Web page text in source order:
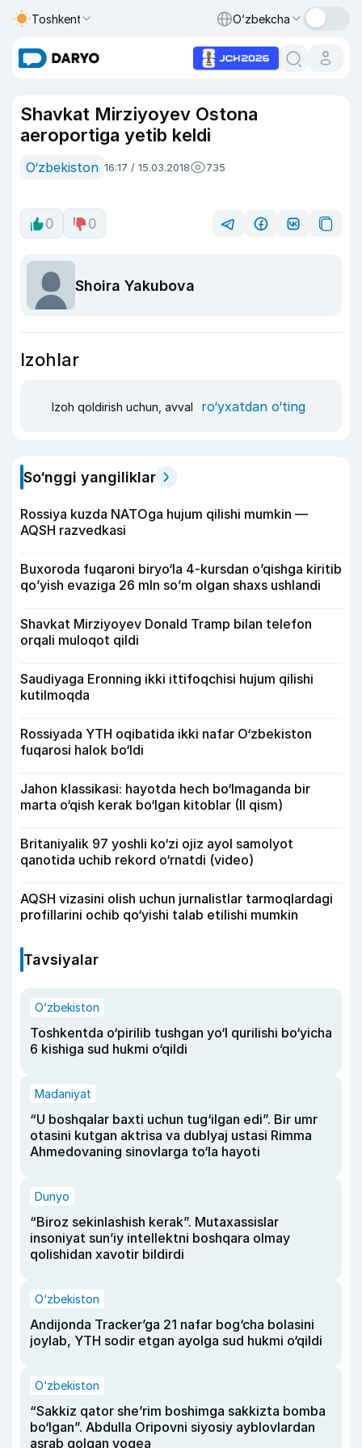
Toshkent O‘zbekcha
Shavkat Mirziyoyev Ostona
aeroportiga yetib keldi
O‘zbekiston 16:17 / 15.03.2018 735
0 0
Shoira Yakubova
Izohlar
Izoh qoldirish uchun, avval ro‘yxatdan o‘ting
So‘nggi yangiliklar
Rossiya kuzda NATOga hujum qilishi mumkin —
AQSH razvedkasi
Buxoroda fuqaroni biryo‘la 4-kursdan o’qishga kiritib
qo’yish evaziga 26 mln so’m olgan shaxs ushlandi
Shavkat Mirziyoyev Donald Tramp bilan telefon
orqali muloqot qildi
Saudiyaga Eronning ikki ittifoqchisi hujum qilishi
kutilmoqda
Rossiyada YTH oqibatida ikki nafar O‘zbekiston
fuqarosi halok bo‘ldi
Jahon klassikasi: hayotda hech bo‘lmaganda bir
marta o‘qish kerak bo‘lgan kitoblar (II qism)
Britaniyalik 97 yoshli ko‘zi ojiz ayol samolyot
qanotida uchib rekord o‘rnatdi (video)
AQSH vizasini olish uchun jurnalistlar tarmoqlardagi
profillarini ochib qo‘yishi talab etilishi mumkin
Tavsiyalar
O‘zbekiston
Toshkentda o‘pirilib tushgan yo‘l qurilishi bo‘yicha
6 kishiga sud hukmi o‘qildi
Madaniyat
“U boshqalar baxti uchun tug‘ilgan edi”. Bir umr
otasini kutgan aktrisa va dublyaj ustasi Rimma
Ahmedovaning sinovlarga to‘la hayoti
Dunyo
“Biroz sekinlashish kerak”. Mutaxassislar
insoniyat sun’iy intellektni boshqara olmay
qolishidan xavotir bildirdi
O‘zbekiston
Andijonda Tracker’ga 21 nafar bog‘cha bolasini
joylab, YTH sodir etgan ayolga sud hukmi o‘qildi
O‘zbekiston
“Sakkiz qator she’rim boshimga sakkizta bomba
bo‘lgan”. Abdulla Oripovni siyosiy ayblovlardan
asrab qolgan voqea